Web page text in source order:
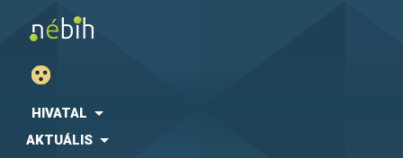
HIVATAL
AKTUÁLIS